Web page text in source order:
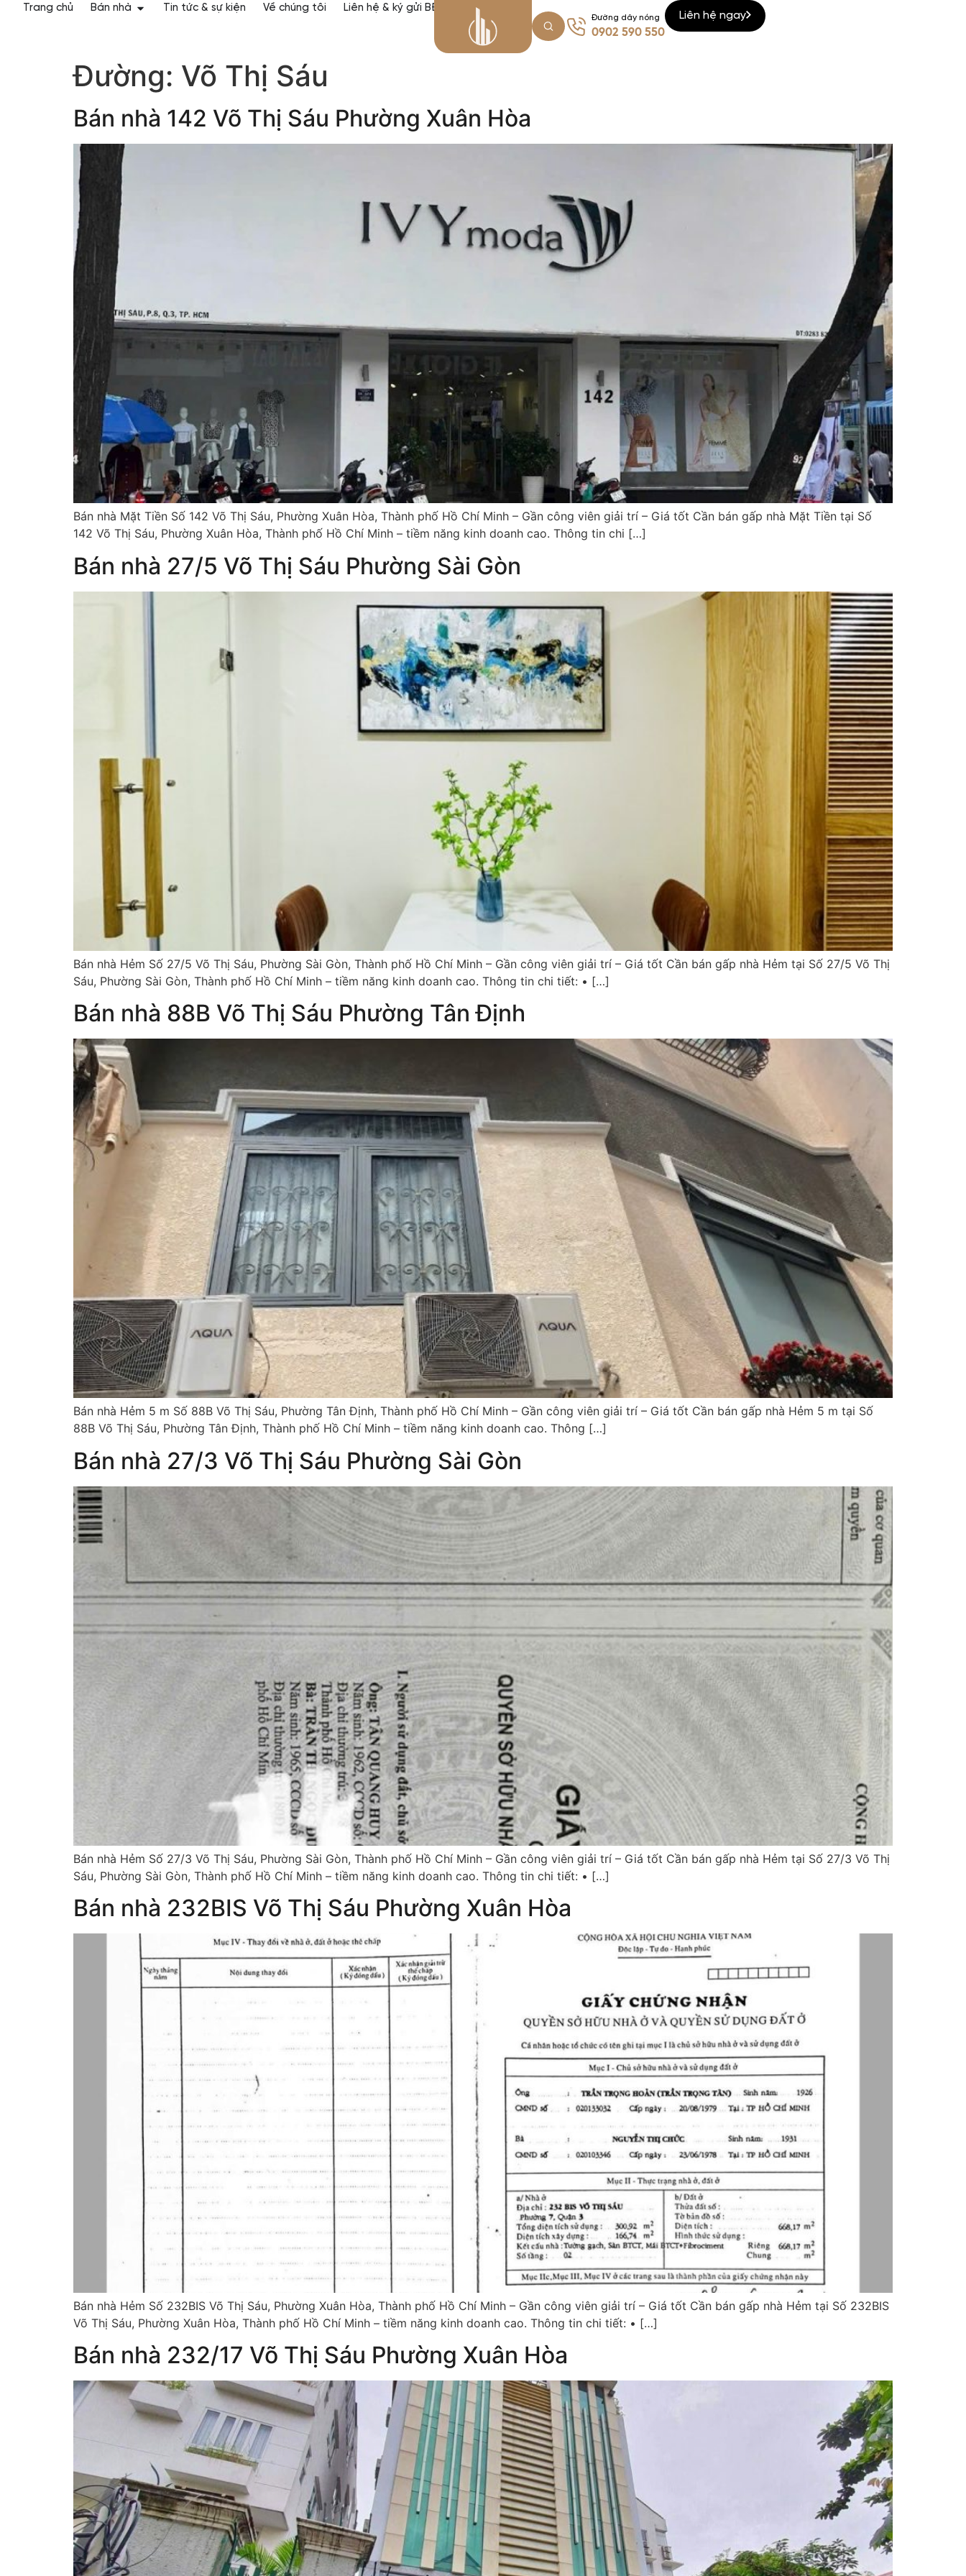
Trang chủ Bán nhà Tin tức & sự kiện Về chúng tôi Liên hệ & ký gửi BĐS
Đường dây nóng
0902 590 550
Liên hệ ngay
Đường: Võ Thị Sáu
Bán nhà 142 Võ Thị Sáu Phường Xuân Hòa
Bán nhà Mặt Tiền Số 142 Võ Thị Sáu, Phường Xuân Hòa, Thành phố Hồ Chí Minh – Gần công viên giải trí – Giá tốt Cần bán gấp nhà Mặt Tiền tại Số
142 Võ Thị Sáu, Phường Xuân Hòa, Thành phố Hồ Chí Minh – tiềm năng kinh doanh cao. Thông tin chi […]
Bán nhà 27/5 Võ Thị Sáu Phường Sài Gòn
Bán nhà Hẻm Số 27/5 Võ Thị Sáu, Phường Sài Gòn, Thành phố Hồ Chí Minh – Gần công viên giải trí – Giá tốt Cần bán gấp nhà Hẻm tại Số 27/5 Võ Thị
Sáu, Phường Sài Gòn, Thành phố Hồ Chí Minh – tiềm năng kinh doanh cao. Thông tin chi tiết: • […]
Bán nhà 88B Võ Thị Sáu Phường Tân Định
Bán nhà Hẻm 5 m Số 88B Võ Thị Sáu, Phường Tân Định, Thành phố Hồ Chí Minh – Gần công viên giải trí – Giá tốt Cần bán gấp nhà Hẻm 5 m tại Số
88B Võ Thị Sáu, Phường Tân Định, Thành phố Hồ Chí Minh – tiềm năng kinh doanh cao. Thông […]
Bán nhà 27/3 Võ Thị Sáu Phường Sài Gòn
Bán nhà Hẻm Số 27/3 Võ Thị Sáu, Phường Sài Gòn, Thành phố Hồ Chí Minh – Gần công viên giải trí – Giá tốt Cần bán gấp nhà Hẻm tại Số 27/3 Võ Thị
Sáu, Phường Sài Gòn, Thành phố Hồ Chí Minh – tiềm năng kinh doanh cao. Thông tin chi tiết: • […]
Bán nhà 232BIS Võ Thị Sáu Phường Xuân Hòa
Bán nhà Hẻm Số 232BIS Võ Thị Sáu, Phường Xuân Hòa, Thành phố Hồ Chí Minh – Gần công viên giải trí – Giá tốt Cần bán gấp nhà Hẻm tại Số 232BIS
Võ Thị Sáu, Phường Xuân Hòa, Thành phố Hồ Chí Minh – tiềm năng kinh doanh cao. Thông tin chi tiết: • […]
Bán nhà 232/17 Võ Thị Sáu Phường Xuân Hòa